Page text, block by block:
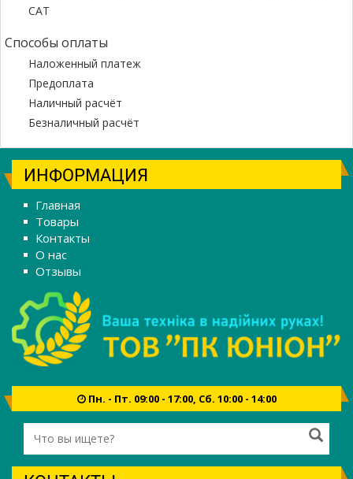
САТ
Способы оплаты
Наложенный платеж
Предоплата
Наличный расчёт
Безналичный расчёт
ИНФОРМАЦИЯ
Главная
Товары
Контакты
О нас
Отзывы
Пн. - Пт. 09:00 - 17:00, Сб. 10:00 - 14:00